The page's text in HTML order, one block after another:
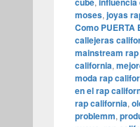
moses, joyas
Como PUERTA
callejeras
mainstream
california,
moda rap
en el rap
rap california,
problemm,